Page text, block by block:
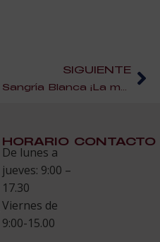
SIGUIENTE
HORARIO
De lunes a
jueves: 9:00 –
17.30
Viernes de
9:00-15.00
CONTACTO